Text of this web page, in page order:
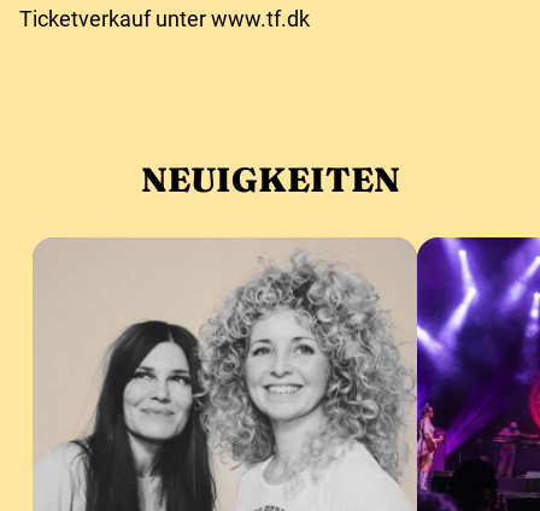
Ticketverkauf unter www.tf.dk
NEUIGKEITEN